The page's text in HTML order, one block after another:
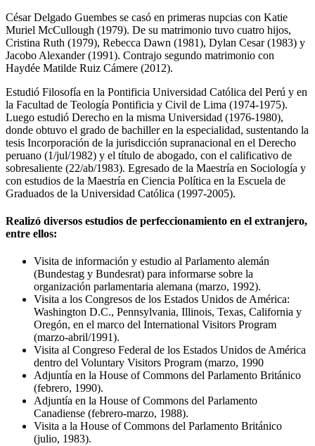
César Delgado Guembes se casó en primeras nupcias con Katie
Muriel McCullough (1979). De su matrimonio tuvo cuatro hijos,
Cristina Ruth (1979), Rebecca Dawn (1981), Dylan Cesar (1983) y
Jacobo Alexander (1991). Contrajo segundo matrimonio con
Haydée Matilde Ruiz Cámere (2012).
Estudió Filosofía en la Pontificia Universidad Católica del Perú y en
la Facultad de Teología Pontificia y Civil de Lima (1974-1975).
Luego estudió Derecho en la misma Universidad (1976-1980),
donde obtuvo el grado de bachiller en la especialidad, sustentando la
tesis Incorporación de la jurisdicción supranacional en el Derecho
peruano (1/jul/1982) y el título de abogado, con el calificativo de
sobresaliente (22/ab/1983). Egresado de la Maestría en Sociología y
con estudios de la Maestría en Ciencia Política en la Escuela de
Graduados de la Universidad Católica (1997-2005).
Realizó diversos estudios de perfeccionamiento en el extranjero,
entre ellos:
Visita de información y estudio al Parlamento alemán
(Bundestag y Bundesrat) para informarse sobre la
organización parlamentaria alemana (marzo, 1992).
Visita a los Congresos de los Estados Unidos de América:
Washington D.C., Pennsylvania, Illinois, Texas, California y
Oregón, en el marco del International Visitors Program
(marzo-abril/1991).
Visita al Congreso Federal de los Estados Unidos de América
dentro del Voluntary Visitors Program (marzo, 1990
Adjuntía en la House of Commons del Parlamento Británico
(febrero, 1990).
Adjuntía en la House of Commons del Parlamento
Canadiense (febrero-marzo, 1988).
Visita a la House of Commons del Parlamento Británico
(julio, 1983).